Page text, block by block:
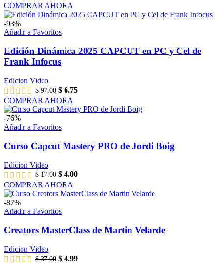
COMPRAR AHORA
-93%
Añadir a Favoritos
Edición Dinámica 2025 CAPCUT en PC y Cel de
Frank Infocus
Edicion Video
$97.00 $ 6.75
COMPRAR AHORA
-76%
Añadir a Favoritos
Curso Capcut Mastery PRO de Jordi Boig
Edicion Video
$17.00 $ 4.00
COMPRAR AHORA
-87%
Añadir a Favoritos
Creators MasterClass de Martin Velarde
Edicion Video
$37.00 $ 4.99